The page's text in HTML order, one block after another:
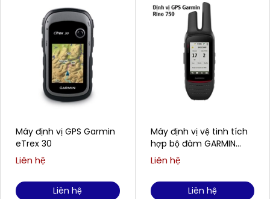
Máy định vị GPS Garmin
eTrex 30
Liên hệ
Liên hệ
Máy định vị vệ tinh tích
hợp bộ đàm GARMIN
Rino 750
Liên hệ
Liên hệ